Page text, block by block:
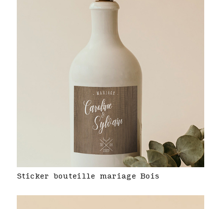
Sticker bouteille mariage Bois